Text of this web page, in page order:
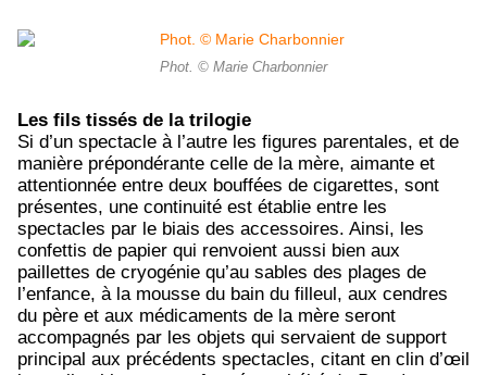
Phot. © Marie Charbonnier
Les fils tissés de la trilogie
Si d’un spectacle à l’autre les figures parentales, et de
manière prépondérante celle de la mère, aimante et
attentionnée entre deux bouffées de cigarettes, sont
présentes, une continuité est établie entre les
spectacles par le biais des accessoires. Ainsi, les
confettis de papier qui renvoient aussi bien aux
paillettes de cryogénie qu’au sables des plages de
l’enfance, à la mousse du bain du filleul, aux cendres
du père et aux médicaments de la mère seront
accompagnés par les objets qui servaient de support
principal aux précédents spectacles, citant en clin d’œil